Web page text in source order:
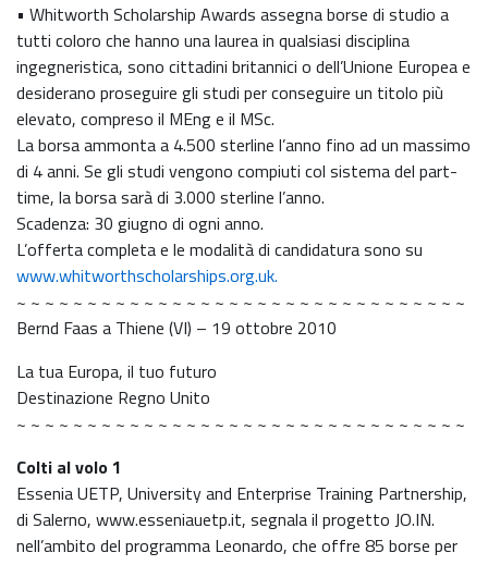
• Whitworth Scholarship Awards assegna borse di studio a
tutti coloro che hanno una laurea in qualsiasi disciplina
ingegneristica, sono cittadini britannici o dell’Unione Europea e
desiderano proseguire gli studi per conseguire un titolo più
elevato, compreso il MEng e il MSc.
La borsa ammonta a 4.500 sterline l’anno fino ad un massimo
di 4 anni. Se gli studi vengono compiuti col sistema del part-
time, la borsa sarà di 3.000 sterline l’anno.
Scadenza: 30 giugno di ogni anno.
L’offerta completa e le modalità di candidatura sono su
www.whitworthscholarships.org.uk.
~ ~ ~ ~ ~ ~ ~ ~ ~ ~ ~ ~ ~ ~ ~ ~ ~ ~ ~ ~ ~ ~ ~ ~ ~ ~ ~ ~ ~ ~ ~ ~
Bernd Faas a Thiene (VI) – 19 ottobre 2010
La tua Europa, il tuo futuro
Destinazione Regno Unito
~ ~ ~ ~ ~ ~ ~ ~ ~ ~ ~ ~ ~ ~ ~ ~ ~ ~ ~ ~ ~ ~ ~ ~ ~ ~ ~ ~ ~ ~ ~ ~
Colti al volo 1
Essenia UETP, University and Enterprise Training Partnership,
di Salerno, www.esseniauetp.it, segnala il progetto JO.IN.
nell’ambito del programma Leonardo, che offre 85 borse per